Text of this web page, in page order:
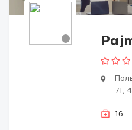
71,
16